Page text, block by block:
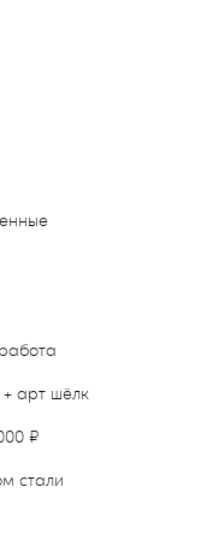
+ арт шёлк
₽
стали